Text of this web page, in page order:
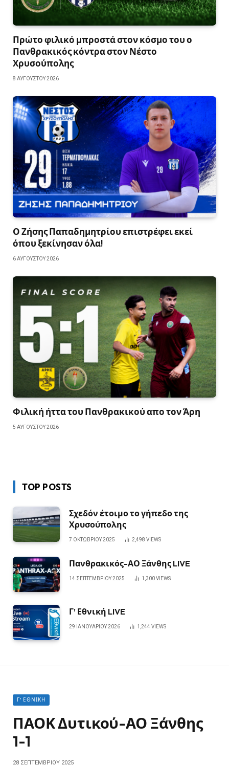
Πρώτο φιλικό μπροστά στον κόσμο του ο
Πανθρακικός κόντρα στον Νέστο
Χρυσούπολης
8 ΑΥΓΟΎΣΤΟΥ 2026
Ο Ζήσης Παπαδημητρίου επιστρέφει εκεί
όπου ξεκίνησαν όλα!
6 ΑΥΓΟΎΣΤΟΥ 2026
Φιλική ήττα του Πανθρακικού απο τον Άρη
5 ΑΥΓΟΎΣΤΟΥ 2026
TOP POSTS
Σχεδόν έτοιμο το γήπεδο της
Χρυσούπολης
7 ΟΚΤΩΒΡΊΟΥ 2025 2,498 VIEWS
Πανθρακικός-ΑΟ Ξάνθης LIVE
14 ΣΕΠΤΕΜΒΡΊΟΥ 2025 1,300VIEWS
Γ’ Εθνική LIVE
29 ΙΑΝΟΥΑΡΊΟΥ 2026 1,244 VIEWS
Γ' ΕΘΝΙΚΉ
ΠΑΟΚ Δυτικού-ΑΟ Ξάνθης
1-1
28 ΣΕΠΤΕΜΒΡΊΟΥ 2025